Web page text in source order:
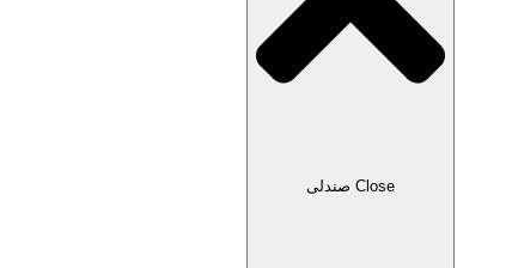
Close صندلی